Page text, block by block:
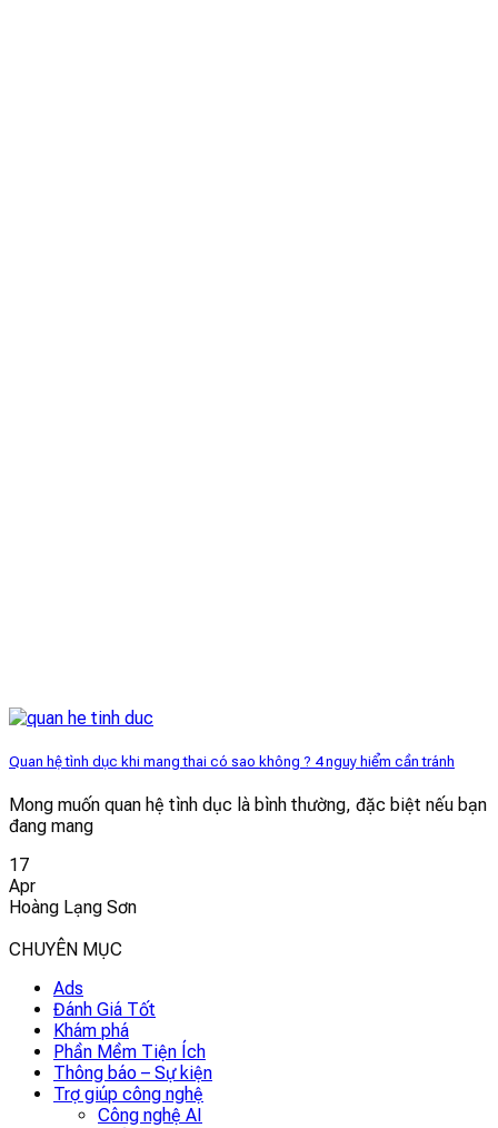
Quan hệ tình dục khi mang thai có sao không ? 4 nguy hiểm cần tránh
Mong muốn quan hệ tình dục là bình thường, đặc biệt nếu bạn
đang mang
17
Apr
Hoàng Lạng Sơn
CHUYÊN MỤC
Ads
Đánh Giá Tốt
Khám phá
Phần Mềm Tiện Ích
Thông báo – Sự kiện
Trợ giúp công nghệ
Công nghệ AI